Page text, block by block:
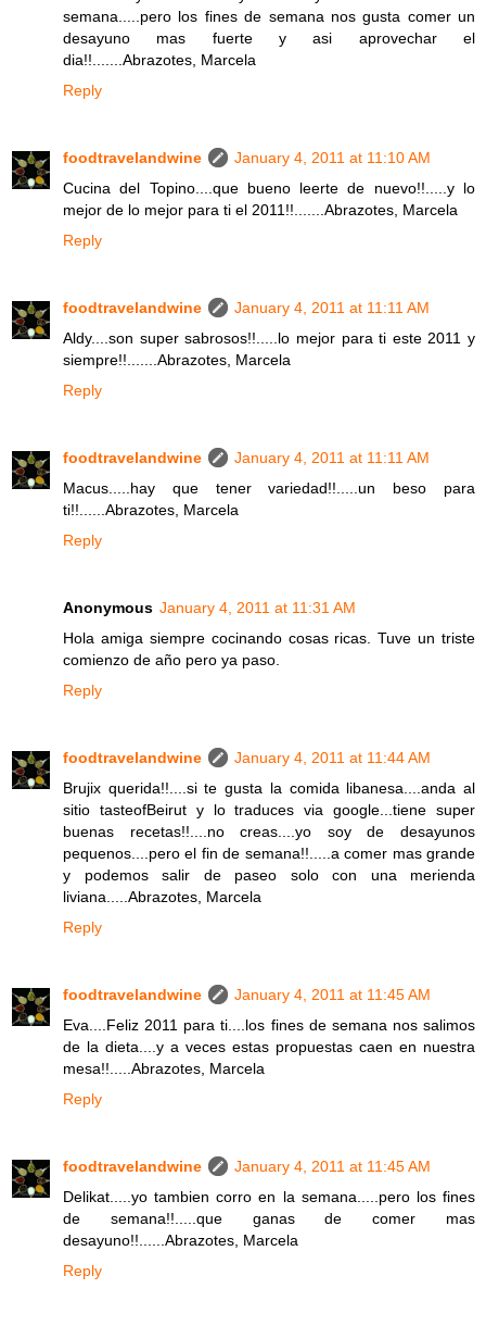
semana.....pero los fines de semana nos gusta comer un
desayuno mas fuerte y asi aprovechar el
dia!!.......Abrazotes, Marcela
Reply
foodtravelandwine
January 4, 2011 at 11:10 AM
Cucina del Topino....que bueno leerte de nuevo!!.....y lo
mejor de lo mejor para ti el 2011!!.......Abrazotes, Marcela
Reply
foodtravelandwine
January 4, 2011 at 11:11 AM
Aldy....son super sabrosos!!.....lo mejor para ti este 2011 y
siempre!!.......Abrazotes, Marcela
Reply
foodtravelandwine
January 4, 2011 at 11:11 AM
Macus.....hay que tener variedad!!.....un beso para
ti!!......Abrazotes, Marcela
Reply
Anonymous January 4, 2011 at 11:31 AM
Hola amiga siempre cocinando cosas ricas. Tuve un triste
comienzo de año pero ya paso.
Reply
foodtravelandwine
January 4, 2011 at 11:44 AM
Brujix querida!!....si te gusta la comida libanesa....anda al
sitio tasteofBeirut y lo traduces via google...tiene super
buenas recetas!!....no creas....yo soy de desayunos
pequenos....pero el fin de semana!!.....a comer mas grande
y podemos salir de paseo solo con una merienda
liviana.....Abrazotes, Marcela
Reply
foodtravelandwine
January 4, 2011 at 11:45 AM
Eva....Feliz 2011 para ti....los fines de semana nos salimos
de la dieta....y a veces estas propuestas caen en nuestra
mesa!!.....Abrazotes, Marcela
Reply
foodtravelandwine
January 4, 2011 at 11:45 AM
Delikat.....yo tambien corro en la semana.....pero los fines
de semana!!.....que ganas de comer mas
desayuno!!......Abrazotes, Marcela
Reply